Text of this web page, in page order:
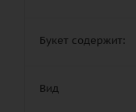
Букет содержит:
Вид